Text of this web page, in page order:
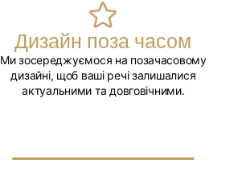
Дизайн поза часом
Ми зосереджуємося на позачасовому
дизайні, щоб ваші речі залишалися
актуальними та довговічними.